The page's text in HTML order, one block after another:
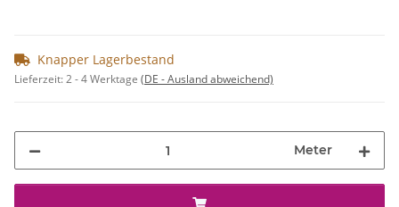
Knapper Lagerbestand
Lieferzeit:2 - 4 Werktage (DE - Ausland abweichend)
Meter